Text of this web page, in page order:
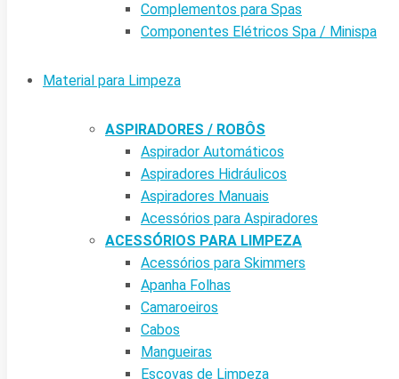
Complementos para Spas
Componentes Elétricos Spa / Minispa
Material para Limpeza
ASPIRADORES / ROBÔS
Aspirador Automáticos
Aspiradores Hidráulicos
Aspiradores Manuais
Acessórios para Aspiradores
ACESSÓRIOS PARA LIMPEZA
Acessórios para Skimmers
Apanha Folhas
Camaroeiros
Cabos
Mangueiras
Escovas de Limpeza